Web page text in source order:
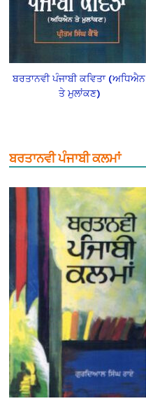
ਬਰਤਾਨਵੀ ਪੰਜਾਬੀ ਕਵਿਤਾ (ਅਧਿਐਨ
ਤੇ ਮੁਲਾਂਕਣ)
ਬਰਤਾਨਵੀ ਪੰਜਾਬੀ ਕਲਮਾਂ